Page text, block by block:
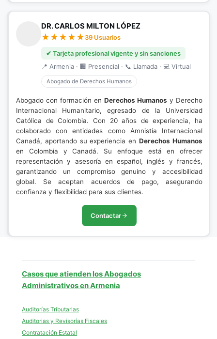
DR. CARLOS MILTON LÓPEZ
39 Usuarios
✔ Tarjeta profesional vigente y sin sanciones
📍 Armenia · 🏢 Presencial · 📞 Llamada · 💻 Virtual
Abogado de Derechos Humanos
Abogado con formación en Derechos Humanos y Derecho
Internacional Humanitario, egresado de la Universidad
Católica de Colombia. Con 20 años de experiencia, ha
colaborado con entidades como Amnistía Internacional
Canadá, aportando su experiencia enDerechos Humanos
en Colombia y Canadá. Su enfoque está en ofrecer
representación y asesoría en español, inglés y francés,
garantizando un compromiso genuino y accesibilidad
global. Se aceptan acuerdos de pago, asegurando
confianza y flexibilidad para sus clientes.
Contactar
Casos que atienden los Abogados
Administrativos en Armenia
Auditorías Tributarias
Auditorias y Revisorías Fiscales
Contratación Estatal